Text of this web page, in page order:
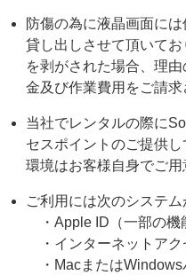
防傷の為に液晶画面に
貸し出しさせて頂いて
を剥がされた場合、理
金及び作業費用をご請求
当社でレンタルの際に
セスポイントのご提供
環境はお客様自身でご用
ご利用には次のシステム
・Apple ID（一部の機
・インターネットアク
・MacまたはWindows